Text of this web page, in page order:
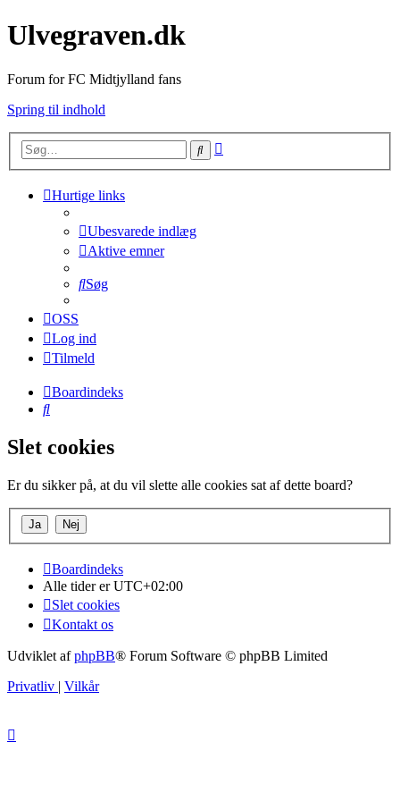
Ulvegraven.dk
Forum for FC Midtjylland fans
Spring til indhold
Søg
Hurtige links
Ubesvarede indlæg
Aktive emner
Søg
OSS
Log ind
Tilmeld
Boardindeks
Søg
Slet cookies
Er du sikker på, at du vil slette alle cookies sat af dette board?
Boardindeks
Alle tider erUTC+02:00
Slet cookies
Kontakt os
Udviklet afphpBB® Forum Software © phpBB Limited
Privatliv | Vilkår